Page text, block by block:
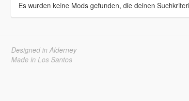
Es wurden keine Mods gefunden, die deinen
Designed in Alderney
Made in Los Santos